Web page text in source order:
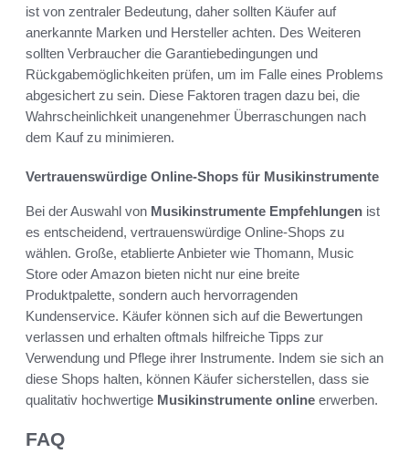
ist von zentraler Bedeutung, daher sollten Käufer auf
anerkannte Marken und Hersteller achten. Des Weiteren
sollten Verbraucher die Garantiebedingungen und
Rückgabemöglichkeiten prüfen, um im Falle eines Problems
abgesichert zu sein. Diese Faktoren tragen dazu bei, die
Wahrscheinlichkeit unangenehmer Überraschungen nach
dem Kauf zu minimieren.
Vertrauenswürdige Online-Shops für Musikinstrumente
Bei der Auswahl von Musikinstrumente Empfehlungen ist
es entscheidend, vertrauenswürdige Online-Shops zu
wählen. Große, etablierte Anbieter wie Thomann, Music
Store oder Amazon bieten nicht nur eine breite
Produktpalette, sondern auch hervorragenden
Kundenservice. Käufer können sich auf die Bewertungen
verlassen und erhalten oftmals hilfreiche Tipps zur
Verwendung und Pflege ihrer Instrumente. Indem sie sich an
diese Shops halten, können Käufer sicherstellen, dass sie
qualitativ hochwertige Musikinstrumente online erwerben.
FAQ